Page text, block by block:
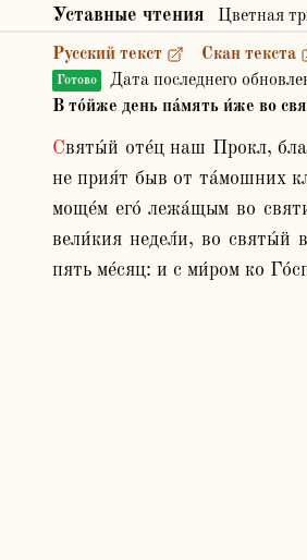
Уставные чтения Цветная
Русский текст Скан текста
Готово Дата последнего
В то́йже день па́мять и́же во
Святы́й оте́ц наш Прокл, благогове́ин сый, и доброде́телен бе. И поста́влен бысть епи́скоп в Ки́зице, Сиси́нием патриа́рхом Константи́ня гра́да. Шед же, и
не прия́т быв от та́мошних
моще́м его́ лежа́щым во
вели́кия недел́и, во святы́й